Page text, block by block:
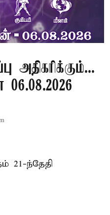
அதிகரிக்கும்...
21-ந்தேதி